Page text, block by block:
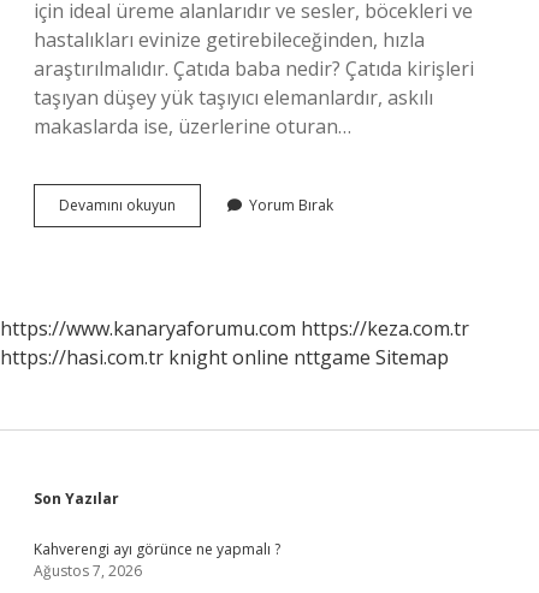
için ideal üreme alanlarıdır ve sesler, böcekleri ve
hastalıkları evinize getirebileceğinden, hızla
araştırılmalıdır. Çatıda baba nedir? Çatıda kirişleri
taşıyan düşey yük taşıyıcı elemanlardır, askılı
makaslarda ise, üzerlerine oturan…
Devamını okuyun
Ne
Yorum Bırak
https://www.kanaryaforumu.com https://keza.com.tr
https://hasi.com.tr knight online nttgame Sitemap
Sidebar
Son Yazılar
Kahverengi ayı görünce ne yapmalı ?
Ağustos 7, 2026